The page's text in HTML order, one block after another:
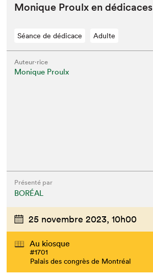
Monique Proulx en dédicaces
Séance de dédicace Adulte
Auteur·rice
Monique Proulx
Présenté par
BORÉAL
25 novembre 2023, 10h00
Au kiosque
#1701
Palais des congrès de Montréal